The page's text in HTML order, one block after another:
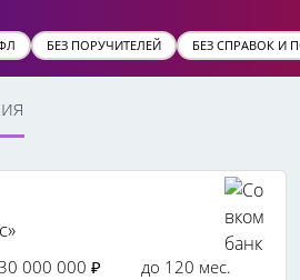
БЕЗ ПОРУЧИТЕЛЕЙ БЕЗ СПРАВОК И
000 000 ₽ до 120 мес.